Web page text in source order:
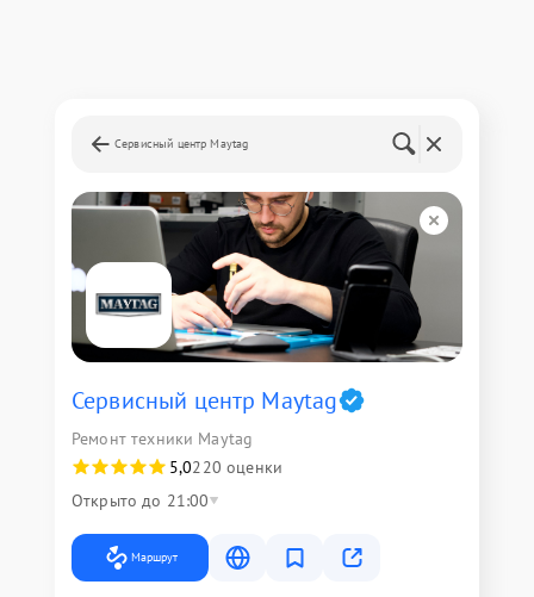
Сервисный центр Maytag
Сервисный центр Maytag
Ремонт техники Maytag
5,0220 оценки
Открыто до 21:00
Маршрут